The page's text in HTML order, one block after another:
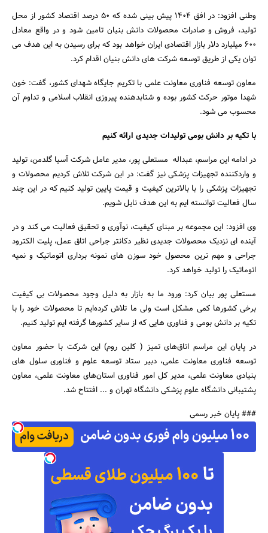
وطنی افزود: در افق 1404 پیش بینی شده که 50 درصد اقتصاد کشور از محل
تولید، فروش و صادرات محصولات دانش بنیان تامین شود و در واقع معادل
600 میلیارد دلار بازار اقتصادی ایران خواهد بود که برای رسیدن به این هدف می
توان یکی از طریق توسعه شرکت های دانش بنیان اقدام کرد.
معاون توسعه فناوری معاونت علمی با تکریم جایگاه شهدای کشور، گفت: خون
شهدا موتور حرکت کشور بوده و شتابدهنده پیروزی انقلاب اسلامی و تداوم آن
محسوب می شود.
با تکیه بر دانش بومی تولیدات جدیدی ارائه کنیم
در ادامه این مراسم، عبداله مستعلی پور، مدیر عامل شرکت آسیا گلدمن، تولید
و واردکننده تجهیزات پزشکی نیز گفت: در این شرکت تلاش کردیم محصولات و
تجهیزات پزشکی را با بالاترین کیفیت و قیمت پایین تولید کنیم که در این چند
سال فعالیت توانسته ایم به این هدف نایل شویم.
وی افزود: این مجموعه بر مبنای کیفیت، نوآوری و تحقیق فعالیت می کند و در
آینده ای نزدیک محصولات جدیدی نظیر دکانتر جراحی اتاق عمل، پلیت الکترود
جراحی و مهم ترین محصول خود سوزن های نمونه برداری اتوماتیک و نمیه
اتوماتیک را تولید خواهد کرد.
مستعلی پور بیان کرد: ورود ما به بازار به دلیل وجود محصولات بی کیفیت
برخی کشورها کمی مشکل است ولی ما تلاش کرده‌ایم تا محصولات خود را با
تکیه بر دانش بومی و فناوری هایی که از سایر کشورها گرفته ایم تولید کنیم.
در پایان این مراسم اتاق‌های تمیز ( کلین روم) این شرکت با حضور معاون
توسعه فناوری معاونت علمی، دبیر ستاد توسعه علوم و فناوری سلول های
بنیادی معاونت علمی، مدیر کل امور فناوری استان‌های معاونت علمی، معاون
پشتیبانی دانشگاه علوم پزشکی دانشگاه تهران و ... افتتاح شد.
### پایان خبر رسمی